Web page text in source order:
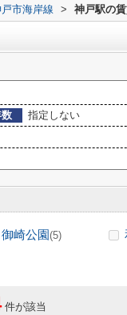
市海岸線 > 神戸駅の
指定しない
御崎公園(5)
件が該当